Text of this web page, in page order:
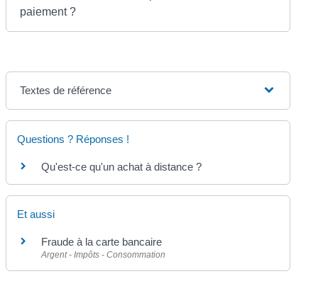
paiement ?
Textes de référence
Questions ? Réponses !
Qu'est-ce qu'un achat à distance ?
Et aussi
Fraude à la carte bancaire
Argent - Impôts - Consommation